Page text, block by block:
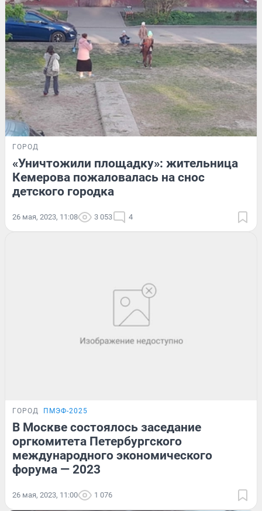
ГОРОД
«Уничтожили площадку»: жительница
Кемерова пожаловалась на снос
детского городка
26 мая, 2023, 11:08 3 053 4
ГОРОД ПМЭФ-2025
В Москве состоялось заседание
оргкомитета Петербургского
международного экономического
форума — 2023
26 мая, 2023, 11:00 1 076